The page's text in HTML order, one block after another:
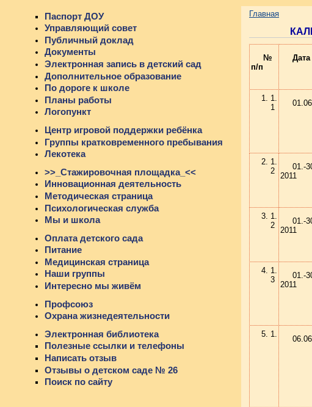
Паспорт ДОУ
Управляющий совет
Публичный доклад
Документы
Электронная запись в детский сад
Дополнительное образование
По дороге к школе
Планы работы
Логопункт
Центр игровой поддержки ребёнка
Группы кратковременного пребывания
Лекотека
>>_Стажировочная площадка_<<
Инновационная деятельность
Методическая страница
Психологическая служба
Мы и школа
Оплата детского сада
Питание
Медицинская страница
Наши группы
Интересно мы живём
Профсоюз
Охрана жизнедеятельности
Электронная библиотека
Полезные ссылки и телефоны
Написать отзыв
Отзывы о детском саде № 26
Поиск по сайту
Главная
№
п/п
Дата
1
2
01.-
2011
2
01.-
2011
3
01.-
2011